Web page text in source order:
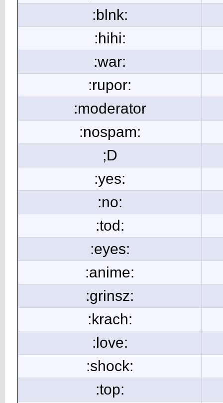
:blnk:
:hihi:
:war:
:rupor:
:moderator
:nospam:
;D
:yes:
:no:
:tod:
:eyes:
:anime:
:grinsz:
:krach:
:love:
:shock:
:top: